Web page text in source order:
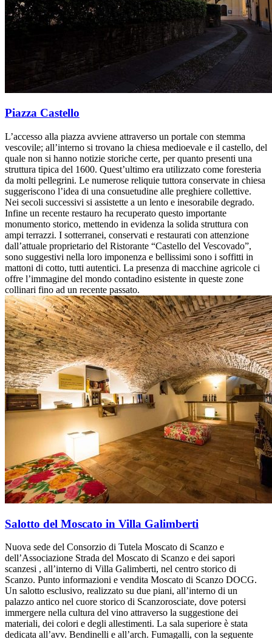
Piazza Castello
L’accesso alla piazza avviene attraverso un portale con stemma
vescovile; all’interno si trovano la chiesa medioevale e il castello, del
quale non si hanno notizie storiche certe, per quanto presenti una
struttura tipica del 1600. Quest’ultimo era utilizzato come foresteria
da molti pellegrini. Le numerose reliquie tuttora conservate in chiesa
suggeriscono l’idea di una consuetudine alle preghiere collettive.
Nei secoli successivi si assistette a un lento e inesorabile degrado.
Infine un recente restauro ha recuperato questo importante
monumento storico, mettendo in evidenza la solida struttura con
ampi terrazzi. I sotterranei, conservati e restaurati con attenzione
dall’attuale proprietario del Ristorante “Castello del Vescovado”,
sono suggestivi nella loro imponenza e bellissimi sono i soffitti in
mattoni di cotto, tutti autentici. La presenza di macchine agricole ci
offre l’immagine del mondo contadino esistente in queste zone
collinari fino ad un recente passato.
Salotto del Moscato in Villa Galimberti
Nuova sede del Consorzio di Tutela Moscato di Scanzo e
dell’Associazione Strada del Moscato di Scanzo e dei sapori
scanzesi , all’interno di Villa Galimberti, nel centro storico di
Scanzo. Punto informazioni e vendita Moscato di Scanzo DOCG.
Un salotto esclusivo, realizzato su due piani, all’interno di un
palazzo antico nel cuore storico di Scanzorosciate, dove potersi
immergere nella cultura del vino attraverso la suggestione dei
materiali, dei colori e degli allestimenti. La sala superiore è stata
dedicata all’avv. Bendinelli e all’arch. Fumagalli, con la seguente